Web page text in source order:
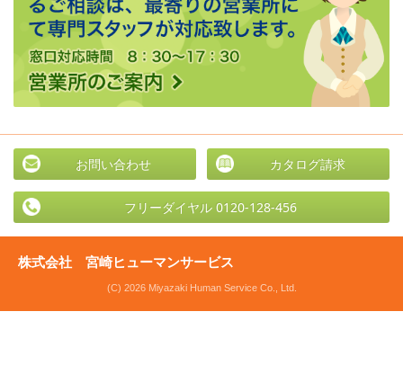
お問い合わせ カタログ請求
フリーダイヤル 0120-128-456
株式会社 宮崎ヒューマンサービス
(C) 2026 Miyazaki Human Service Co., Ltd.